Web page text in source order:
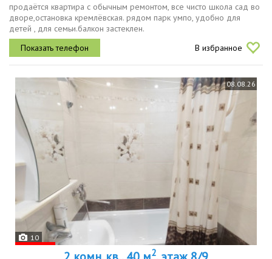
продаётся квартира с обычным ремонтом, все чисто школа сад во
дворе,остановка кремлёвская. рядом парк умпо, удобно для
детей , для семьи.балкон застеклен.
В избранное
08.08.26
10
2